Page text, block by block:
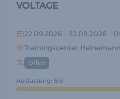
VOLTAGE
22.09.2026 - 22.09.2026 -
Trainingscenter Heinemann
Offen
Auslastung: 5/8